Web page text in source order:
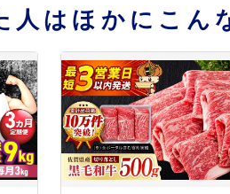
人はほかにこん